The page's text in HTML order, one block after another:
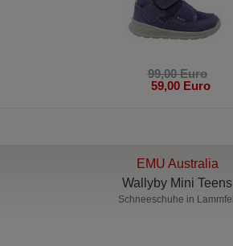
99,00 Euro
59,00 Euro
EMU Australia
Wallyby Mini Teens
Schneeschuhe in Lammfell